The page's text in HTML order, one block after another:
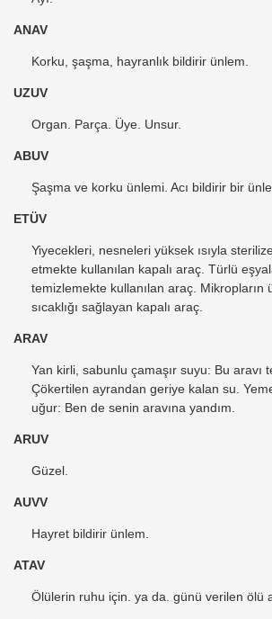
ANAV
Korku, şaşma, hayranlık bildirir ünlem.
UZUV
Organ. Parça. Üye. Unsur.
ABUV
Şaşma ve korku ünlemi. Acı bildirir bir
ETÜV
Yiyecekleri, nesneleri yüksek ısıyla
etmekte kullanılan kapalı araç. Türlü
temizlemekte kullanılan araç. Mikropların
sıcaklığı sağlayan kapalı araç.
ARAV
Yan kirli, sabunlu çamaşır suyu: Bu aravı
Çökertilen ayrandan geriye kalan su.
uğur: Ben de senin aravına yandım.
ARUV
Güzel.
AUVV
Hayret bildirir ünlem.
ATAV
Ölülerin ruhu için. ya da. günü verilen ölü